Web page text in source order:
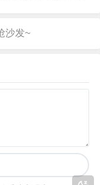
【编…